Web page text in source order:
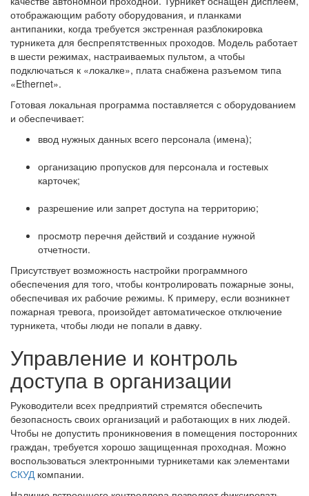
отображающим работу оборудования, и планками
антипаники, когда требуется экстренная разблокировка
турникета для беспрепятственных проходов. Модель работает
в шести режимах, настраиваемых пультом, а чтобы
подключаться к «локалке», плата снабжена разъемом типа
«Ethernet».
Готовая локальная программа поставляется с оборудованием
и обеспечивает:
ввод нужных данных всего персонала (имена);
организацию пропусков для персонала и гостевых
карточек;
разрешение или запрет доступа на территорию;
просмотр перечня действий и создание нужной
отчетности.
Присутствует возможность настройки программного
обеспечения для того, чтобы контролировать пожарные зоны,
обеспечивая их рабочие режимы. К примеру, если возникнет
пожарная тревога, произойдет автоматическое отключение
турникета, чтобы люди не попали в давку.
Управление и контроль
доступа в организации
Руководители всех предприятий стремятся обеспечить
безопасность своих организаций и работающих в них людей.
Чтобы не допустить проникновения в помещения посторонних
граждан, требуется хорошо защищенная проходная. Можно
воспользоваться электронными турникетами как элементами
СКУДкомпании.